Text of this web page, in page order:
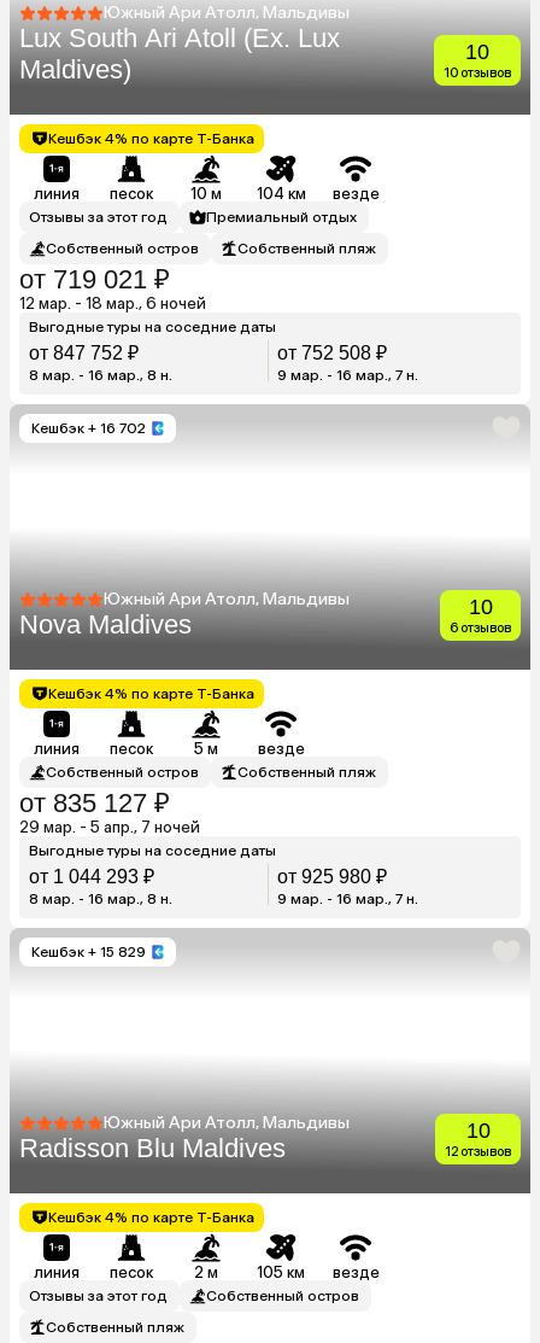
Южный Ари Атолл, Мальдивы
Lux South Ari Atoll (Ex. Lux
Maldives)
10
10 отзывов
Кешбэк 4% по карте Т-Банка
линия песок 10 м 104 км везде
Отзывы за этот год
Премиальный отдых
Собственный остров
Собственный пляж
от 719 021 ₽
12 мар. - 18 мар., 6 ночей
Выгодные туры на соседние даты
от 847 752 ₽
8 мар. - 16 мар., 8 н.
от 752 508 ₽
9 мар. - 16 мар., 7 н.
Кешбэк + 16 702
Южный Ари Атолл, Мальдивы
Nova Maldives
10
6 отзывов
Кешбэк 4% по карте Т-Банка
линия песок 5 м везде
Собственный остров Собственный пляж
от 835 127 ₽
29 мар. - 5 апр., 7 ночей
Выгодные туры на соседние даты
от 1 044 293 ₽
8 мар. - 16 мар., 8 н.
от 925 980 ₽
9 мар. - 16 мар., 7 н.
Кешбэк + 15 829
Южный Ари Атолл, Мальдивы
Radisson Blu Maldives
10
12 отзывов
Кешбэк 4% по карте Т-Банка
линия песок 2 м 105 км везде
Отзывы за этот год
Собственный остров
Собственный пляж